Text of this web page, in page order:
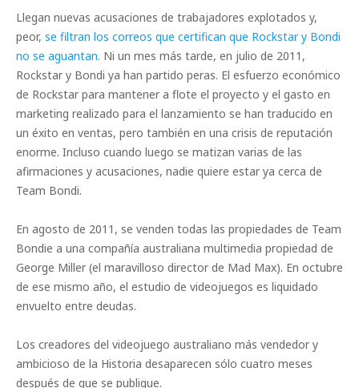
Llegan nuevas acusaciones de trabajadores explotados y,
peor, se filtran los correos que certifican que Rockstar y Bondi
no se aguantan. Ni un mes más tarde, en julio de 2011,
Rockstar y Bondi ya han partido peras. El esfuerzo económico
de Rockstar para mantener a flote el proyecto y el gasto en
marketing realizado para el lanzamiento se han traducido en
un éxito en ventas, pero también en una crisis de reputación
enorme. Incluso cuando luego se matizan varias de las
afirmaciones y acusaciones, nadie quiere estar ya cerca de
Team Bondi.
En agosto de 2011, se venden todas las propiedades de Team
Bondie a una compañía australiana multimedia propiedad de
George Miller (el maravilloso director de Mad Max). En octubre
de ese mismo año, el estudio de videojuegos es liquidado
envuelto entre deudas.
Los creadores del videojuego australiano más vendedor y
ambicioso de la Historia desaparecen sólo cuatro meses
después de que se publique.